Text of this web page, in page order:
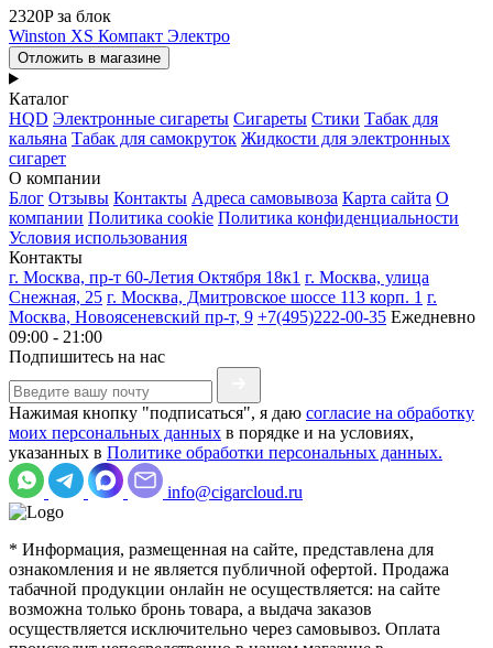
2320P за блок
Winston XS Компакт Электро
Отложить в магазине
Каталог
HQD Электронные сигареты Сигареты Стики Табак для
кальяна Табак для самокруток Жидкости для электронных
сигарет
О компании
Блог Отзывы Контакты Адреса самовывоза Карта сайта О
компании Политика cookie Политика конфиденциальности
Условия использования
Контакты
г. Москва, пр-т 60-Летия Октября 18к1 г. Москва, улица
Снежная, 25 г. Москва, Дмитровское шоссе 113 корп. 1 г.
Москва, Новоясеневский пр-т, 9 +7(495)222-00-35 Ежедневно
09:00 - 21:00
Подпишитесь на нас
Нажимая кнопку "подписаться", я даю согласие на обработку
моих персональных данных в порядке и на условиях,
указанных в Политике обработки персональных данных.
info@cigarcloud.ru
* Информация, размещенная на сайте, представлена для
ознакомления и не является публичной офертой. Продажа
табачной продукции онлайн не осуществляется: на сайте
возможна только бронь товара, а выдача заказов
осуществляется исключительно через самовывоз. Оплата